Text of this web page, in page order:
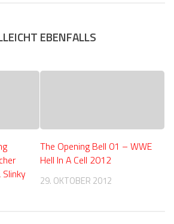
EBENFALLS
The Opening Bell 01 – WWE
Hell In A Cell 2012
29. OKTOBER 2012